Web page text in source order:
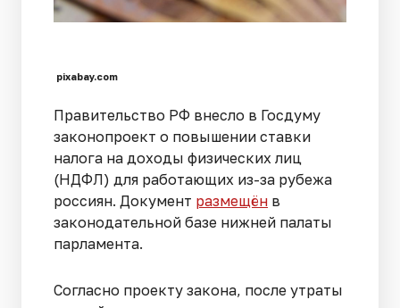
pixabay.com
Правительство РФ внесло в Госдуму
законопроект о повышении ставки
налога на доходы физических лиц
(НДФЛ) для работающих из-за рубежа
россиян. Документ размещён в
законодательной базе нижней палаты
парламента.
Согласно проекту закона, после утраты